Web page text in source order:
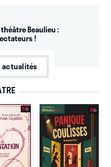
théâtre Beaulieu :
!
actualités